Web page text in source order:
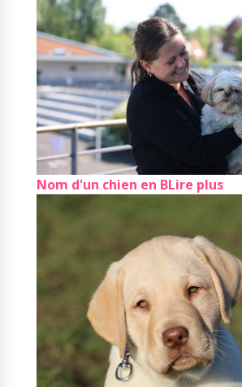
Nom d'un chien en BLire plus